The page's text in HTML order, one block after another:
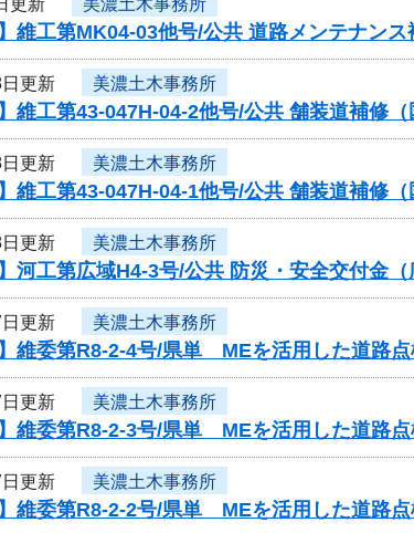
】維工第MK04-03他号/公共 道路メンテナン
更新 美濃土木事務所
】維工第43-047H-04-2他号/公共 舗装道補修
更新 美濃土木事務所
】維工第43-047H-04-1他号/公共 舗装道補修
更新 美濃土木事務所
】河工第広域H4-3号/公共 防災・安全交付金
更新 美濃土木事務所
】維委第R8-2-4号/県単 MEを活用した道路
更新 美濃土木事務所
】維委第R8-2-3号/県単 MEを活用した道路
更新 美濃土木事務所
】維委第R8-2-2号/県単 MEを活用した道路